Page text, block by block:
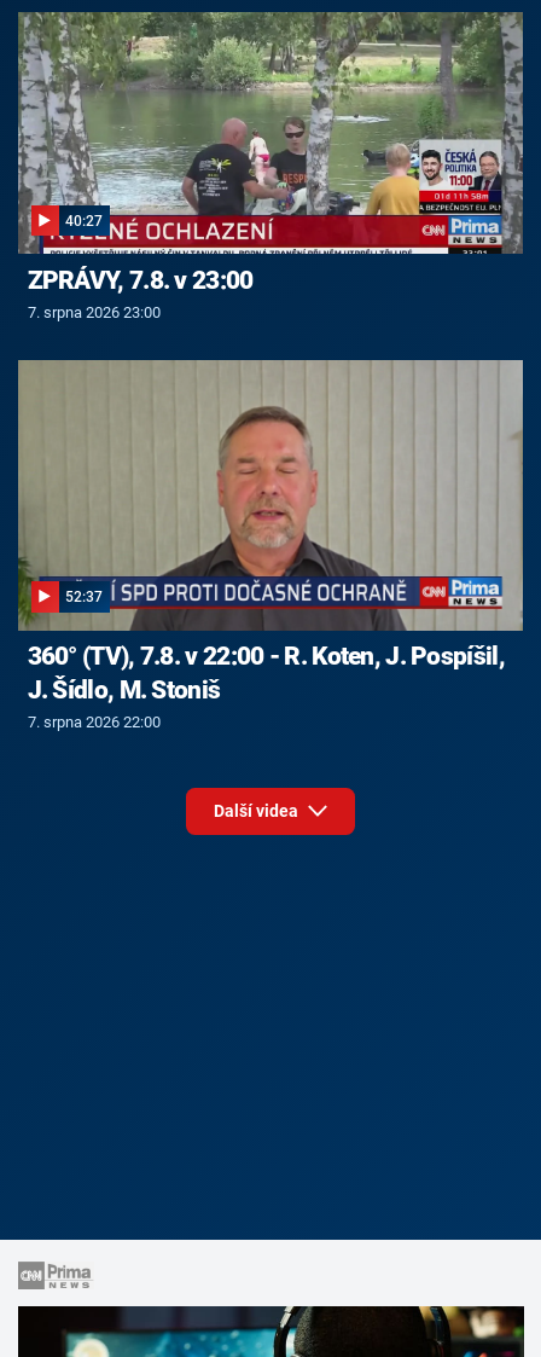
40:27
ZPRÁVY, 7.8. v 23:00
7. srpna 2026 23:00
52:37
360° (TV), 7.8. v 22:00 - R. Koten, J. Pospíšil,
J. Šídlo, M. Stoniš
7. srpna 2026 22:00
Další videa